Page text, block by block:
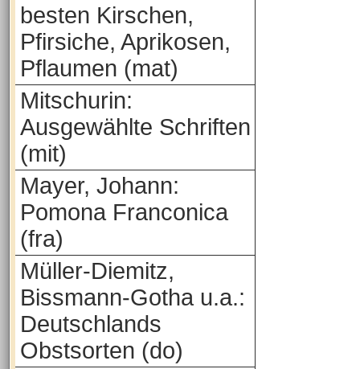
besten Kirschen,
Pfirsiche, Aprikosen,
Pflaumen (mat)
Mitschurin:
Ausgewählte Schriften
(mit)
Mayer, Johann:
Pomona Franconica
(fra)
Müller-Diemitz,
Bissmann-Gotha u.a.:
Deutschlands
Obstsorten (do)